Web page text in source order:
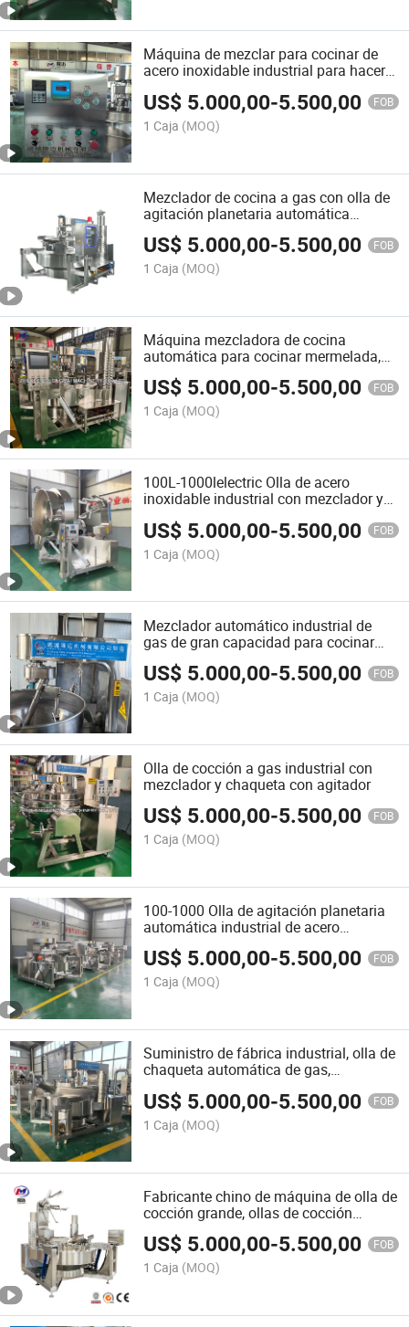
Máquina de mezclar para cocinar de
acero inoxidable industrial para hacer
mermelada de piña de fábrica OEM
US$ 5.000,00-5.500,00 FOB
1 Caja (MOQ)
Mezclador de cocina a gas con olla de
agitación planetaria automática
industrial para pasta de huevo
US$ 5.000,00-5.500,00 FOB
1 Caja (MOQ)
Máquina mezcladora de cocina
automática para cocinar mermelada,
salsa, caramelos y salsa de chile
US$ 5.000,00-5.500,00 FOB
1 Caja (MOQ)
100L-1000lelectric Olla de acero
inoxidable industrial con mezclador y
US$ 5.000,00-5.500,00 FOB
1 Caja (MOQ)
Mezclador automático industrial de
gas de gran capacidad para cocinar
salsas alimentarias en venta
US$ 5.000,00-5.500,00 FOB
1 Caja (MOQ)
Olla de cocción a gas industrial con
mezclador y chaqueta con agitador
US$ 5.000,00-5.500,00 FOB
1 Caja (MOQ)
100-1000 Olla de agitación planetaria
automática industrial de acero
inoxidable para cocinar
US$ 5.000,00-5.500,00 FOB
1 Caja (MOQ)
Suministro de fábrica industrial, olla de
chaqueta automática de gas,
US$ 5.000,00-5.500,00 FOB
1 Caja (MOQ)
Fabricante chino de máquina de olla de
cocción grande, ollas de cocción
industriales
US$ 5.000,00-5.500,00 FOB
1 Caja (MOQ)